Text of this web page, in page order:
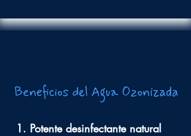
y cámbiate al agua ozonizada.
en oxígeno, no dejando ningún residuo y
por tanto es considerado un biocida amigo
Beneficios del Agua Ozonizada
1. Potente desinfectante natural